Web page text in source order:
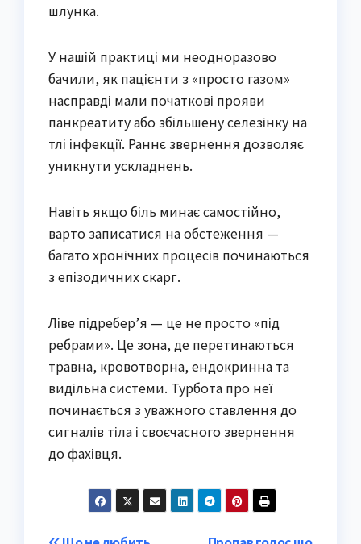
шлунка.
У нашій практиці ми неодноразово
бачили, як пацієнти з «просто газом»
насправді мали початкові прояви
панкреатиту або збільшену селезінку на
тлі інфекції. Раннє звернення дозволяє
уникнути ускладнень.
Навіть якщо біль минає самостійно,
варто записатися на обстеження —
багато хронічних процесів починаються
з епізодичних скарг.
Ліве підребер’я — це не просто «під
ребрами». Це зона, де перетинаються
травна, кровотворна, ендокринна та
видільна системи. Турбота про неї
починається з уважного ставлення до
сигналів тіла і своєчасного звернення
до фахівця.